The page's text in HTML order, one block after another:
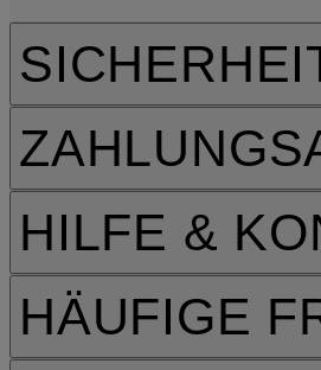
HILFE &
HÄUFIGE